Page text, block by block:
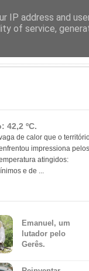
42,2 ºC.
de calor que o
impressiona pelos
atingidos:
e de ...
Emanuel, um
lutador pelo
Gerês.
IP address and
of service,